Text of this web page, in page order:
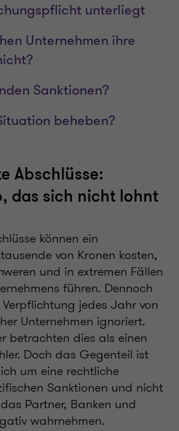
unterliegt
Unternehmen ihre
Sanktionen?
beheben?
Abschlüsse:
das sich nicht lohnt
können ein
von Kronen kosten,
und in extremen Fällen
führen. Dennoch
jedes Jahr von
Unternehmen ignoriert.
betrachten dies als einen
Doch das Gegenteil ist
um eine rechtliche
Sanktionen und nicht
Partner, Banken und
wahrnehmen.